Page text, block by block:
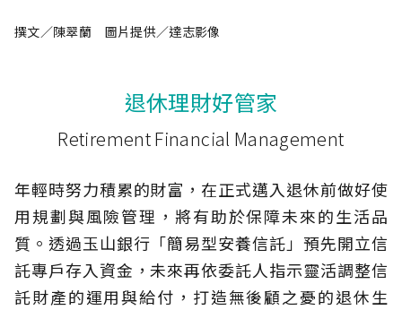
撰文／陳翠蘭 圖片提供／達志影像
退休理財好管家
Retirement Financial Management
年輕時努力積累的財富，在正式邁入退休前做好使
用規劃與風險管理，將有助於保障未來的生活品
質。透過玉山銀行「簡易型安養信託」預先開立信
託專戶存入資金，未來再依委託人指示靈活調整信
託財產的運用與給付，打造無後顧之憂的退休生